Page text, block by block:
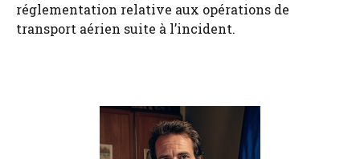
réglementation relative aux opérations de
transport aérien suite à l’incident.